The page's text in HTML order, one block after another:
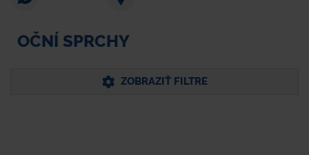
OČNÍ SPRCHY
ZOBRAZIŤ FILTRE